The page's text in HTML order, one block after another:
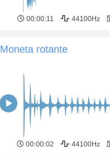
00:00:11 44100Hz
Moneta rotante
00:00:02 44100Hz